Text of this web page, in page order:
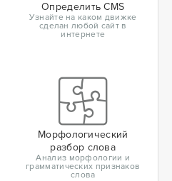
Определить CMS
Узнайте на каком движке
сделан любой сайт в
интернете
Морфологический
разбор слова
Анализ морфологии и
грамматических признаков
слова